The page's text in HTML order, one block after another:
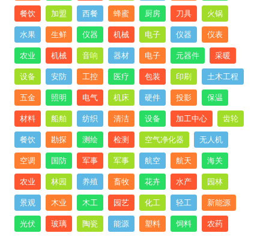
餐饮 加盟 西餐 蜂蜜 厨房 刀具 火锅
水果 生鲜 仪器 机械 电子 仪器 仪表
农业 机械 音响 器材 电子 元器件 采暖
设备 安防 工控 医疗 包装 印刷 土木工程
五金 照明 电气 机床 硬件 投影 保温
材料 船舶 纺织 清洁 设备 加工中心 齿轮
餐饮 勘探 测绘 检测 空气净化器 无人机
空调 国防 军事 军事 航空 航天 海关
农业 林园 养殖 畜牧 花卉 水产 园林
景观 木业 木工 园艺 化工 轻工 新能源
光伏 玻璃 陶瓷 能源 塑料 饲料 农药